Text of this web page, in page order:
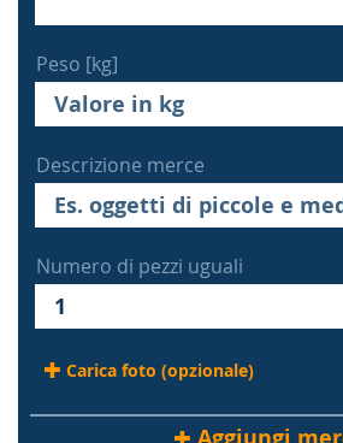
Peso [kg]
Descrizione merce
Numero di pezzi uguali
Carica foto (opzionale)